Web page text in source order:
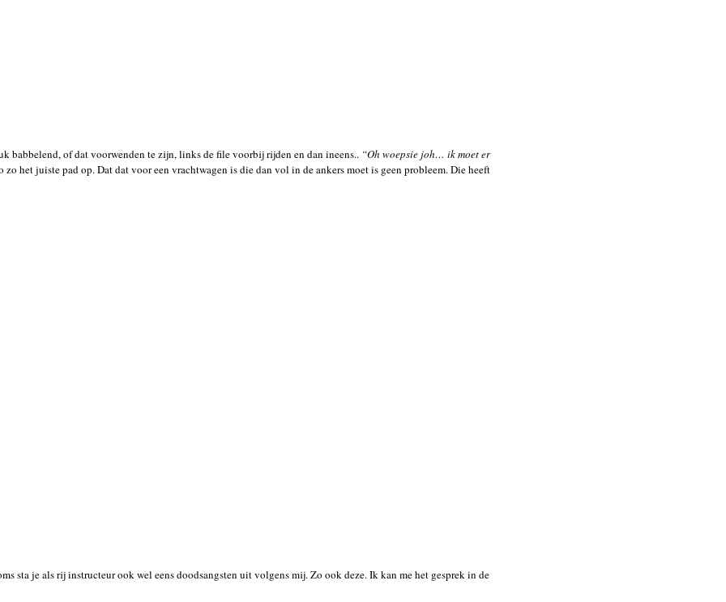
babbelend, of dat voorwenden te zijn, links de file voorbij rijden en dan ineens.. “Oh woepsie joh… ik moet er
zo het juiste pad op. Dat dat voor een vrachtwagen is die dan vol in de ankers moet is geen probleem. Die heeft
sta je als rij instructeur ook wel eens doodsangsten uit volgens mij. Zo ook deze. Ik kan me het gesprek in de